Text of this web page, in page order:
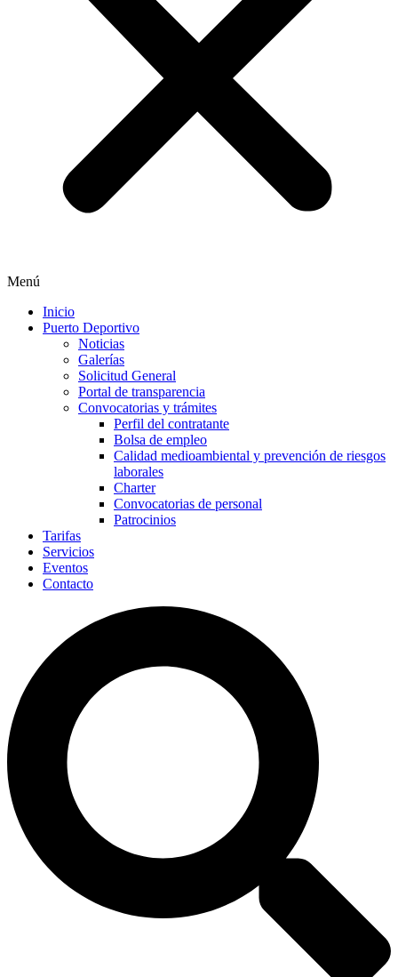
Menú
Inicio
Puerto Deportivo
Noticias
Galerías
Solicitud General
Portal de transparencia
Convocatorias y trámites
Perfil del contratante
Bolsa de empleo
Calidad medioambiental y prevención de riesgos
laborales
Charter
Convocatorias de personal
Patrocinios
Tarifas
Servicios
Eventos
Contacto